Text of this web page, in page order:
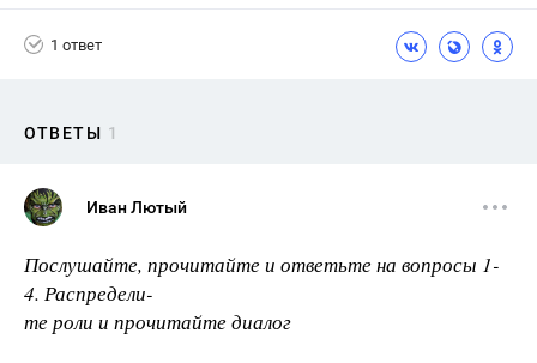
1 ответ
ОТВЕТЫ 1
Иван Лютый
Послушайте, прочитайте и ответьте на вопросы 1-
4. Распредели-
те роли и прочитайте диалог